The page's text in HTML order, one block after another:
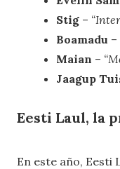
Stig –
Boamadu –
Maian –
Jaagup
Eesti Laul, la
En este año, Eesti